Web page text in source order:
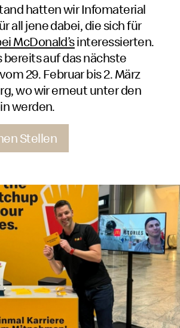
hatten wir Infomaterial
all jene dabei, die sich für
McDonald’sinteressierten.
bereits auf das nächste
29. Februar bis 2. März
wo wir erneut unter den
werden.
Stellen